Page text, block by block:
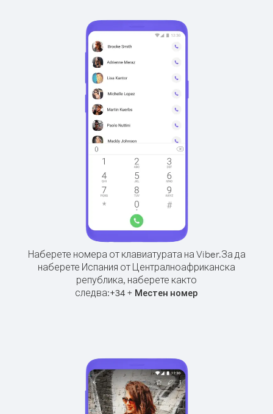
Наберете номера от клавиатурата на Viber.За да
наберете Испания от Централноафриканска
република, наберете както
следва:+34 + Местен номер